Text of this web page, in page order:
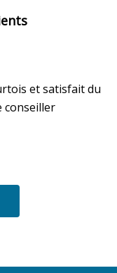
et satisfait du
conseiller